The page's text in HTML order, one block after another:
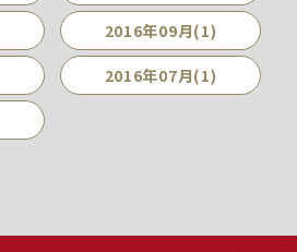
2016年09月(1)
2016年07月(1)